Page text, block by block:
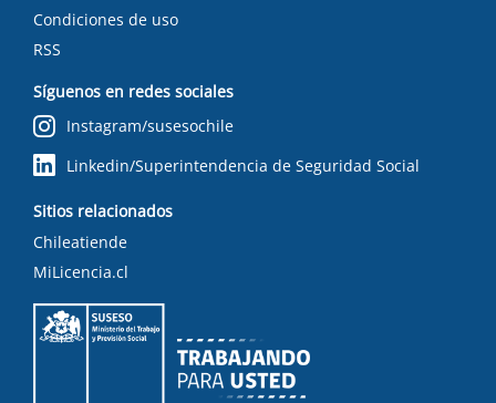
Condiciones de uso
RSS
Síguenos en redes sociales
Instagram/susesochile
Linkedin/Superintendencia de Seguridad Social
Sitios relacionados
Chileatiende
MiLicencia.cl